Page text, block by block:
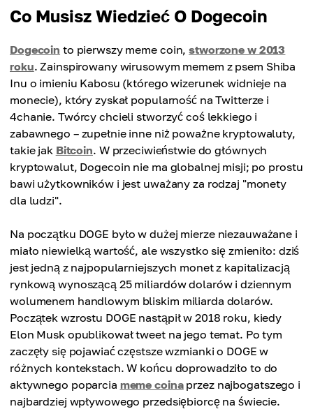
Co Musisz Wiedzieć O Dogecoin
Dogecoin to pierwszy meme coin,stworzone w 2013
roku. Zainspirowany wirusowym memem z psem Shiba
Inu o imieniu Kabosu (którego wizerunek widnieje na
monecie), który zyskał popularność na Twitterze i
4chanie. Twórcy chcieli stworzyć coś lekkiego i
zabawnego – zupełnie inne niż poważne kryptowaluty,
takie jak Bitcoin. W przeciwieństwie do głównych
kryptowalut, Dogecoin nie ma globalnej misji; po prostu
bawi użytkowników i jest uważany za rodzaj "monety
dla ludzi".
Na początku DOGE było w dużej mierze niezauważane i
miało niewielką wartość, ale wszystko się zmieniło: dziś
jest jedną z najpopularniejszych monet z kapitalizacją
rynkową wynoszącą 25 miliardów dolarów i dziennym
wolumenem handlowym bliskim miliarda dolarów.
Początek wzrostu DOGE nastąpił w 2018 roku, kiedy
Elon Musk opublikował tweet na jego temat. Po tym
zaczęły się pojawiać częstsze wzmianki o DOGE w
różnych kontekstach. W końcu doprowadziło to do
aktywnego poparcia meme coinaprzez najbogatszego i
najbardziej wpływowego przedsiębiorcę na świecie.